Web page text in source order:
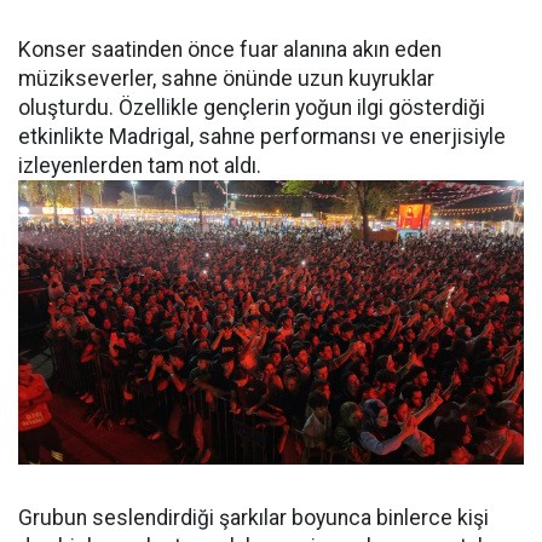
Konser saatinden önce fuar alanına akın eden
müzikseverler, sahne önünde uzun kuyruklar
oluşturdu. Özellikle gençlerin yoğun ilgi gösterdiği
etkinlikte Madrigal, sahne performansı ve enerjisiyle
izleyenlerden tam not aldı.
Grubun seslendirdiği şarkılar boyunca binlerce kişi